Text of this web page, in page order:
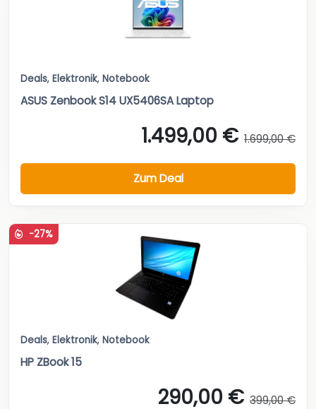
Deals, Elektronik, Notebook
ASUS Zenbook S14 UX5406SA Laptop
1.499,00 € 1.699,00 €
Zum Deal
-27%
Deals, Elektronik, Notebook
HP ZBook 15
290,00 € 399,00 €